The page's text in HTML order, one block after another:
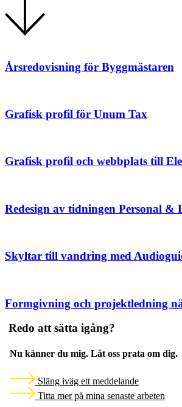
Årsredovisning för Byggmästaren
Grafisk profil för Unum Tax
Grafisk profil och webbplats till
Redesign av tidningen Personal &
Skyltar till vandring med
Formgivning och projektledning
Redo att sätta igång?
Nu känner du mig. Låt oss prata om dig.
Släng iväg ett meddelande
Titta mer på mina senaste arbeten